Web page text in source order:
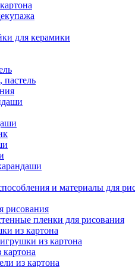
для керамики
и материалы для
рисования
пленки для рисования
из картона
из картона
из картона